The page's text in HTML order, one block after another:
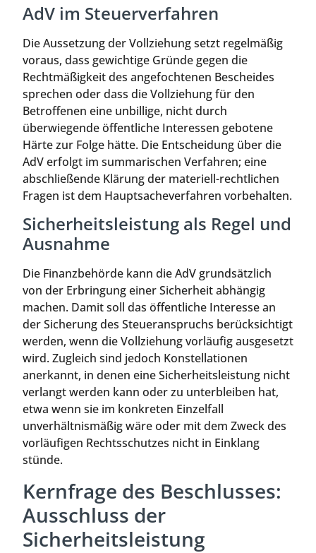
AdV im Steuerverfahren
Die Aussetzung der Vollziehung setzt regelmäßig
voraus, dass gewichtige Gründe gegen die
Rechtmäßigkeit des angefochtenen Bescheides
sprechen oder dass die Vollziehung für den
Betroffenen eine unbillige, nicht durch
überwiegende öffentliche Interessen gebotene
Härte zur Folge hätte. Die Entscheidung über die
AdV erfolgt im summarischen Verfahren; eine
abschließende Klärung der materiell-rechtlichen
Fragen ist dem Hauptsacheverfahren vorbehalten.
Sicherheitsleistung als Regel und
Ausnahme
Die Finanzbehörde kann die AdV grundsätzlich
von der Erbringung einer Sicherheit abhängig
machen. Damit soll das öffentliche Interesse an
der Sicherung des Steueranspruchs berücksichtigt
werden, wenn die Vollziehung vorläufig ausgesetzt
wird. Zugleich sind jedoch Konstellationen
anerkannt, in denen eine Sicherheitsleistung nicht
verlangt werden kann oder zu unterbleiben hat,
etwa wenn sie im konkreten Einzelfall
unverhältnismäßig wäre oder mit dem Zweck des
vorläufigen Rechtsschutzes nicht in Einklang
stünde.
Kernfrage des Beschlusses:
Ausschluss der
Sicherheitsleistung